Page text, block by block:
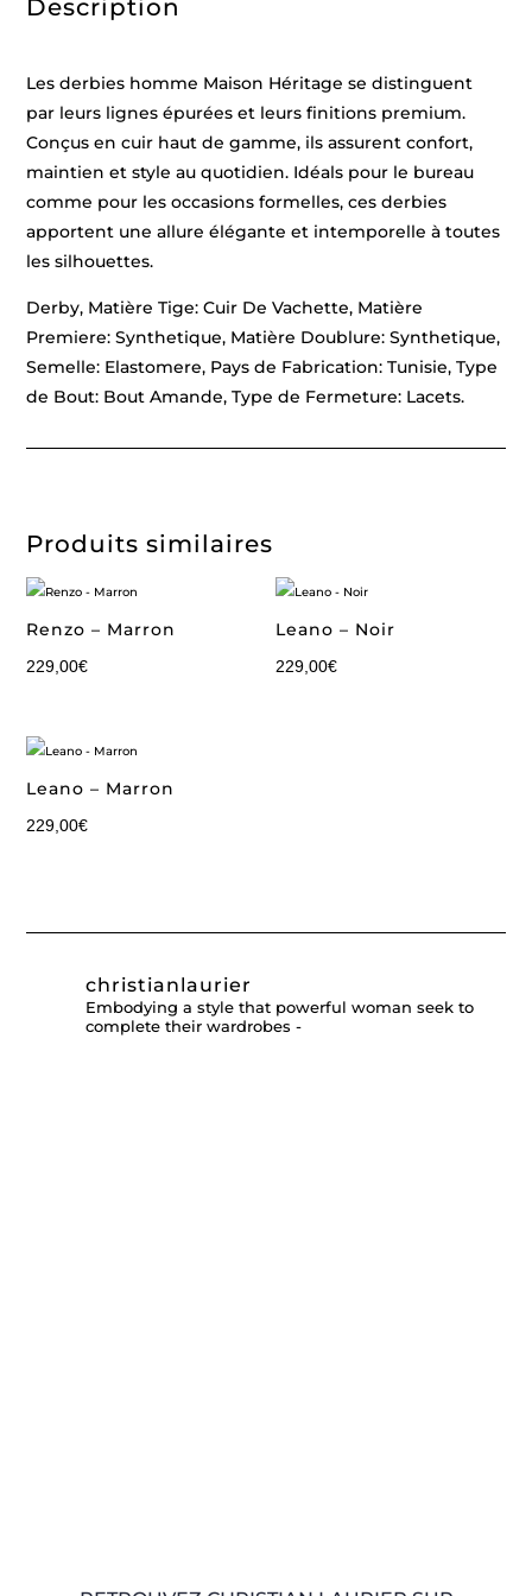
Description
Les derbies homme Maison Héritage se distinguent
par leurs lignes épurées et leurs finitions premium.
Conçus en cuir haut de gamme, ils assurent confort,
maintien et style au quotidien. Idéals pour le bureau
comme pour les occasions formelles, ces derbies
apportent une allure élégante et intemporelle à toutes
les silhouettes.
Derby, Matière Tige: Cuir De Vachette, Matière
Premiere: Synthetique, Matière Doublure: Synthetique,
Semelle: Elastomere, Pays de Fabrication: Tunisie, Type
de Bout: Bout Amande, Type de Fermeture: Lacets.
Produits similaires
Renzo – Marron
229,00€
Leano – Noir
229,00€
Leano – Marron
229,00€
christianlaurier
Embodying a style that powerful woman seek to
complete their wardrobes -